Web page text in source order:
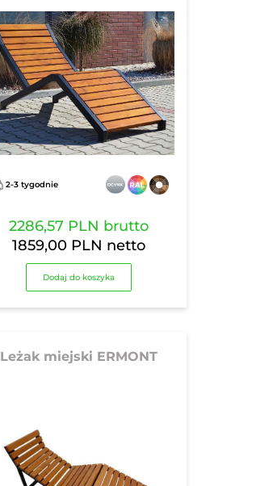
2-3 tygodnie
2286,57 PLN brutto
1859,00 PLN netto
Dodaj do koszyka
Leżak miejski ERMONT